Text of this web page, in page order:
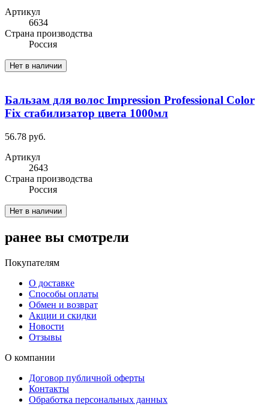
Артикул
6634
Cтрана производства
Россия
Нет в наличии
Бальзам для волос Impression Professional Color
Fix стабилизатор цвета 1000мл
56.78 руб.
Артикул
2643
Cтрана производства
Россия
Нет в наличии
ранее вы смотрели
Покупателям
О доставке
Способы оплаты
Обмен и возврат
Акции и скидки
Новости
Отзывы
О компании
Договор публичной оферты
Контакты
Обработка персональных данных